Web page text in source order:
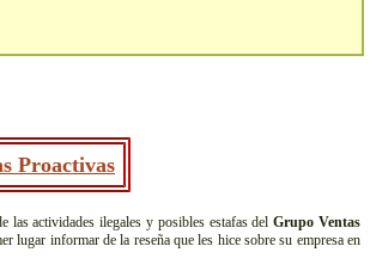
Proactivas
las actividades ilegales y posibles estafas delGrupo Ventas
lugar informar de la reseña que les hice sobre su empresa en